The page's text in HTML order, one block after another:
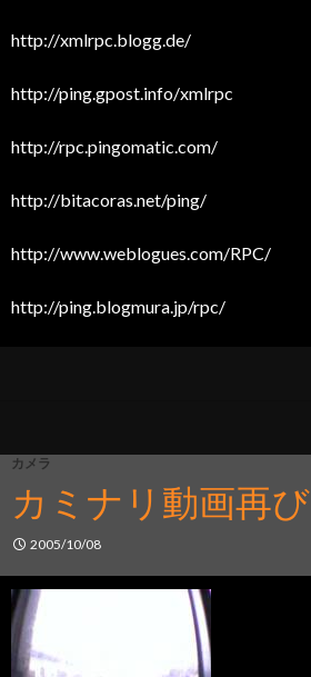
http://xmlrpc.blogg.de/
http://ping.gpost.info/xmlrpc
http://rpc.pingomatic.com/
http://bitacoras.net/ping/
http://www.weblogues.com/RPC/
http://ping.blogmura.jp/rpc/
カメラ
カミナリ動画再び
2005/10/08